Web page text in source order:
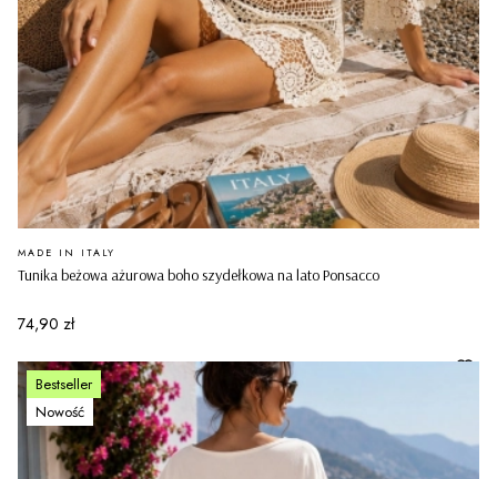
Tunika beżowa ażurowa boho szydełkowa na lato Ponsacco
PRODUCENT
MADE IN ITALY
Cena
74,90 zł
Bestseller
Nowość